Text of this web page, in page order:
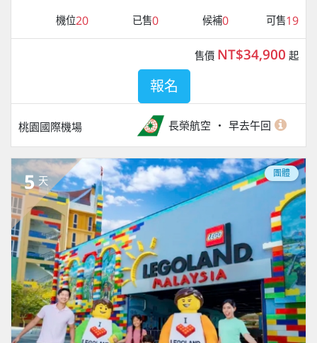
機位20 已售0 候補0 可售19
桃園國際機場 長榮航空 早去午回
售價 NT$34,900 起
報名
5 天
團體